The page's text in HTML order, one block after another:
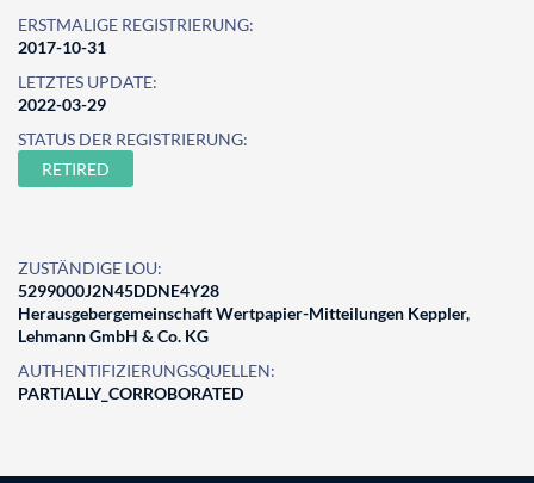
ERSTMALIGE REGISTRIERUNG:
2017-10-31
LETZTES UPDATE:
2022-03-29
STATUS DER REGISTRIERUNG:
RETIRED
ZUSTÄNDIGE LOU:
5299000J2N45DDNE4Y28
Herausgebergemeinschaft Wertpapier-Mitteilungen Keppler,
Lehmann GmbH & Co. KG
AUTHENTIFIZIERUNGSQUELLEN:
PARTIALLY_CORROBORATED